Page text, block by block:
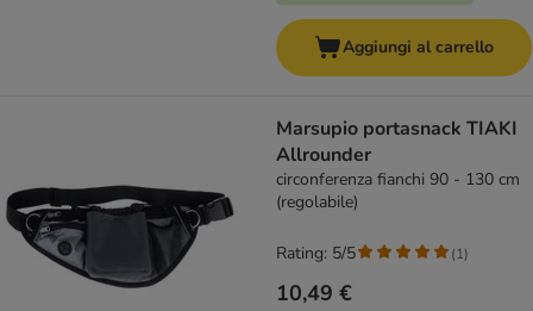
Aggiungi al carrello
Marsupio portasnack TIAKI
Allrounder
circonferenza fianchi 90 - 130 cm
(regolabile)
10,49 €
Rating: 5/5 (1)